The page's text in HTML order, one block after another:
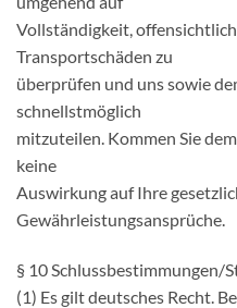
Vollständigkeit,
Transportschäden zu
überprüfen und uns sowie
schnellstmöglich
mitzuteilen. Kommen Sie
keine
Auswirkung auf Ihre
Gewährleistungsansprüche.
§ 10 Schlussbestimmungen/
(1) Es gilt deutsches Recht.